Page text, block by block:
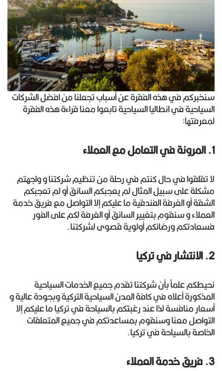
سنخبركم في هذه الفقرة عن أسباب تجعلنا من افضل الشركات
السياحية في انطاليا السياحية تابعوا معنا قراءة هذه الفقرة
لمعرفتها:
1. المرونة في التعامل مع العملاء
لا تقلقوا في حال كنتم في رحلة من تنظيم شركتنا و واجهتم
مشكلة على سبيل المثال لم يعجبكم السائق أو لم تعجبكم
الشقة أو الغرفة الفندقية ما عليكم إلا التواصل مع فريق خدمة
العملاء و سنقوم بتغيير السائق أو الغرفة لكم على الفور
فسعادتكم ورضائكم أولوية قصوى لشركتنا.
2. الانتشار في تركيا
نحيطكم علماً بأن شركتنا تقدم جميع الخدمات السياحية
المذكورة أعلاه في كافة المدن السياحية التركية وبجودة عالية و
أسعار منافسة لذا عند رغبتكم بالسياحة في تركيا ما عليكم إلا
التواصل معنا وسنقوم بمساعدتكم في جميع المتعلقات
الخاصة بالسياحة في تركيا.
3. فريق خدمة العملاء